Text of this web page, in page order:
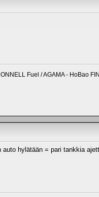
Fuel / AGAMA - HoBao
hylätään = pari tankkia